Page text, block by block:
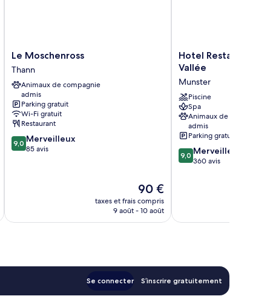
Le
Moschenross
Thann
Le Moschenross
Thann
Animaux de compagnie
admis
Parking gratuit
Wi-Fi gratuit
Restaurant
9.0
sur
9,0 Merveilleux
85 avis
Le
nouveau
prix
90 €
taxes et frais compris
9 août - 10 août
Hotel
Restaurant
Spa
Verte
Vallée
Munster
Hotel Restaurant &
Vallée
Munster
Piscine
Spa
Animaux de compagnie
admis
Parking gratuit
9.0
sur
9,0 Merveilleux
360 avis
Se connecter S’inscrire gratuitement